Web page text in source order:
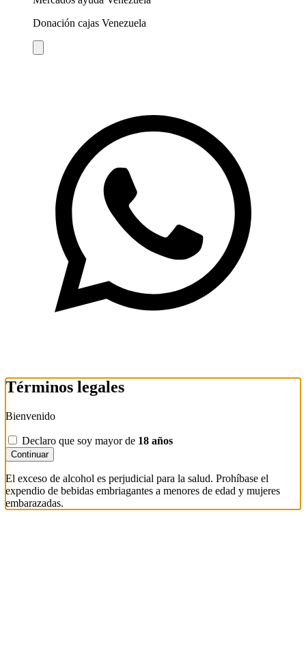
Donación cajas Venezuela
Términos legales
Bienvenido
Declaro que soy mayor de 18 años
Continuar
El exceso de alcohol es perjudicial para la salud. Prohíbase el
expendio de bebidas embriagantes a menores de edad y mujeres
embarazadas.